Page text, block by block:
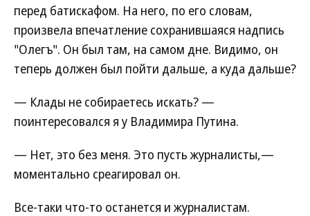
перед батискафом. На него, по его словам,
произвела впечатление сохранившаяся надпись
"Олегъ". Он был там, на самом дне. Видимо, он
теперь должен был пойти дальше, а куда дальше?
— Клады не собираетесь искать? —
поинтересовался я у Владимира Путина.
— Нет, это без меня. Это пусть журналисты,—
моментально среагировал он.
Все-таки что-то останется и журналистам.